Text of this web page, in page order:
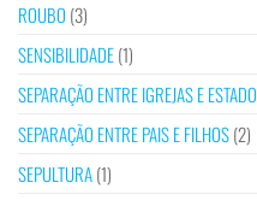
ROUBO (3)
SENSIBILIDADE(1)
SEPARAÇÃO ENTRE IGREJAS E ESTADO
SEPARAÇÃO ENTRE PAIS E FILHOS(2)
SEPULTURA(1)